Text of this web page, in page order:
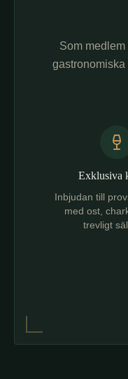
Som medlem
gastronomiska
Exklusiva
Inbjudan till
med ost,
trevligt